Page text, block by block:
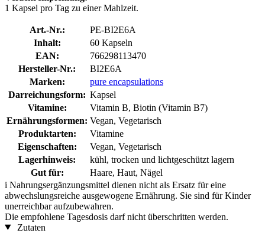
1 Kapsel pro Tag zu einer Mahlzeit.
Art.-Nr.:
PE-BI2E6A
Inhalt:
60 Kapseln
EAN:
766298113470
Hersteller-Nr.:
BI2E6A
Marken:
pure encapsulations
Darreichungsform: Kapsel
Vitamine:
Vitamin B, Biotin (Vitamin B7)
Ernährungsformen: Vegan, Vegetarisch
Produktarten:
Vitamine
Eigenschaften:
Vegan, Vegetarisch
Lagerhinweis:
kühl, trocken und lichtgeschützt lagern
Gut für:
Haare, Haut, Nägel
i Nahrungsergänzungsmittel dienen nicht als Ersatz für eine
abwechslungsreiche ausgewogene Ernährung. Sie sind für Kinder
unerreichbar aufzubewahren.
Die empfohlene Tagesdosis darf nicht überschritten werden.
Zutaten